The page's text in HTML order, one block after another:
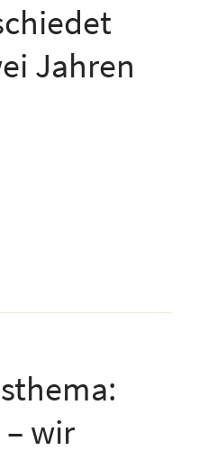
Jahren
wir